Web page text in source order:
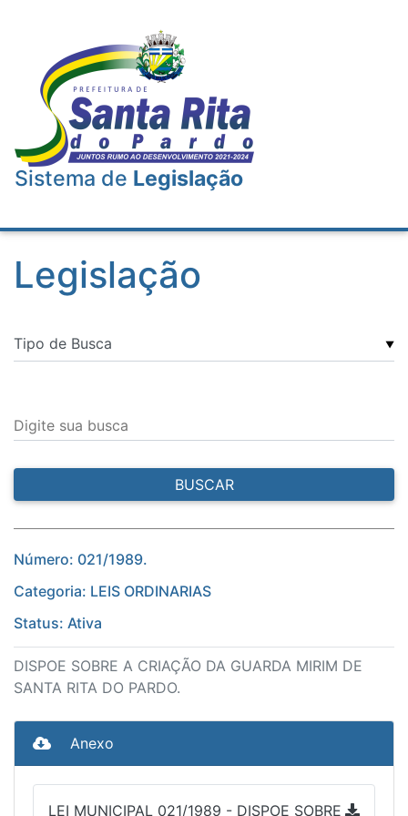
Sistema de Legislação
Legislação
▼
Digite sua busca
BUSCAR
Número: 021/1989.
Categoria: LEIS ORDINARIAS
Status: Ativa
DISPOE SOBRE A CRIAÇÃO DA GUARDA MIRIM DE
SANTA RITA DO PARDO.
Anexo
LEI MUNICIPAL 021/1989 - DISPOE SOBRE